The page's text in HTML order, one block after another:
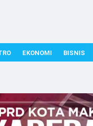
EKONOMI BISNIS